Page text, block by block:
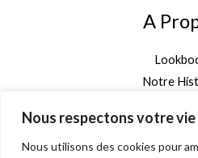
Nous respectons votre vie
Nous utilisons des cookies pour
A
Notre
Inscription